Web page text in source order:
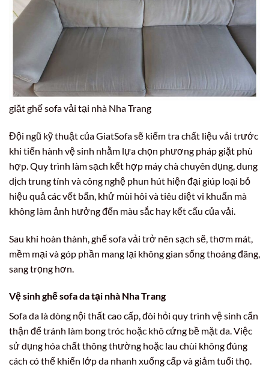
giặt ghế sofa vải tại nhà Nha Trang
Đội ngũ kỹ thuật của GiatSofa sẽ kiểm tra chất liệu vải trước
khi tiến hành vệ sinh nhằm lựa chọn phương pháp giặt phù
hợp. Quy trình làm sạch kết hợp máy chà chuyên dụng, dung
dịch trung tính và công nghệ phun hút hiện đại giúp loại bỏ
hiệu quả các vết bẩn, khử mùi hôi và tiêu diệt vi khuẩn mà
không làm ảnh hưởng đến màu sắc hay kết cấu của vải.
Sau khi hoàn thành, ghế sofa vải trở nên sạch sẽ, thơm mát,
mềm mại và góp phần mang lại không gian sống thoáng đãng,
sang trọng hơn.
Vệ sinh ghế sofa da tại nhà Nha Trang
Sofa da là dòng nội thất cao cấp, đòi hỏi quy trình vệ sinh cẩn
thận để tránh làm bong tróc hoặc khô cứng bề mặt da. Việc
sử dụng hóa chất thông thường hoặc lau chùi không đúng
cách có thể khiến lớp da nhanh xuống cấp và giảm tuổi thọ.